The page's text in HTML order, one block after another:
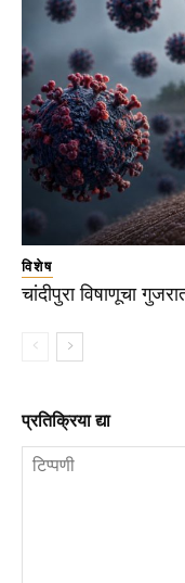
विशेष
चांदीपुरा विषाणूचा
प्रतिक्रिया द्या